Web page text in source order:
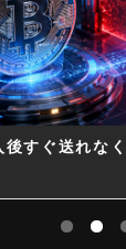
後すぐ送れな